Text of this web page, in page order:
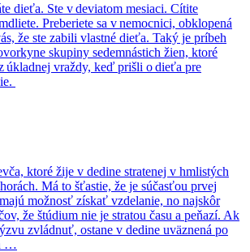
dieťa. Ste v deviatom mesiaci. Cítite
Preberiete sa v nemocnici, obklopená
že ste zabili vlastné dieťa. Taký je príbeh
skupiny sedemnástich žien, ktoré
úkladnej vraždy, keď prišli o dieťa pre
ktoré žije v dedine stratenej v hmlistých
Má to šťastie, že je súčasťou prvej
možnosť získať vzdelanie, no najskôr
že štúdium nie je stratou času a peňazí. Ak
zvládnuť, ostane v dedine uväznená po
…